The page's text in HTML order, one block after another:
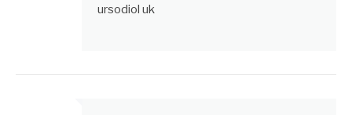
ursodiol uk